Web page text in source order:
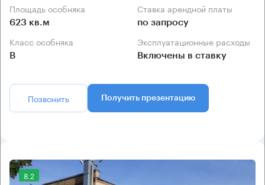
Площадь особняка
623 кв.м
Ставка арендной платы
по запросу
Класс особняка
B
Эксплуатационные расходы
Включены в ставку
Позвонить Получить презентацию
8.2